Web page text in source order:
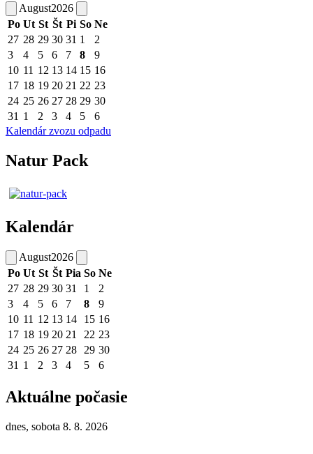
August2026
Po Ut St Št Pi So Ne
27 28 29 30 31 1
2
3
4 5 6 7 8
9
10 11 12 13 14 15 16
17 18 19 20 21 22 23
24 25 26 27 28 29 30
31 1 2 3 4 5
6
Kalendár zvozu odpadu
Natur Pack
Kalendár
August2026
Po Ut St Št Pia So Ne
27 28 29 30 31 1
2
3
4 5 6 7 8
9
10 11 12 13 14 15 16
17 18 19 20 21 22 23
24 25 26 27 28 29 30
31 1 2 3 4 5 6
Aktuálne počasie
dnes, sobota 8. 8. 2026